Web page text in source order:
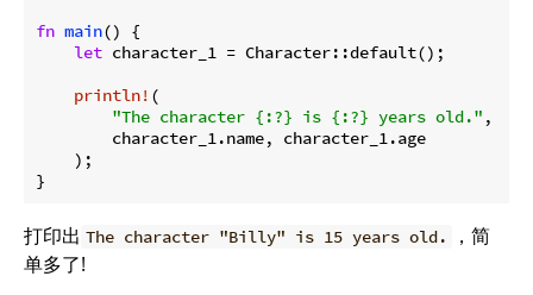
fn main() {
let character_1 = Character::default();
println! (
"The character {:?} is {:?} years old." ,
        character_1.name, character_1.age
    );
}
打印出 The character "Billy" is 15 years old.
，简
单多了!